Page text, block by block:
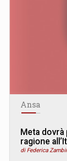
Ansa
Meta dovrà
ragione
di Federica